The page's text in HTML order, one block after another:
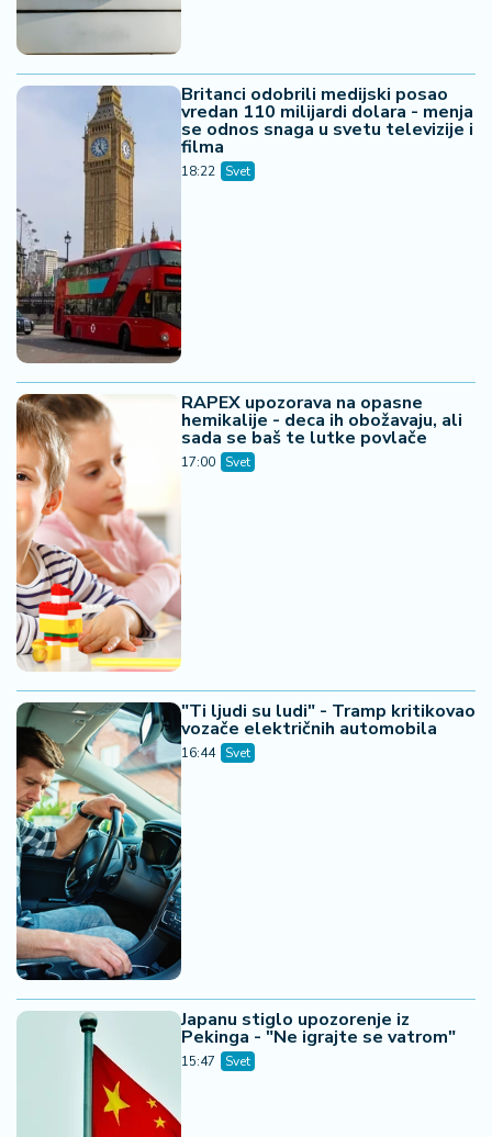
Britanci odobrili medijski posao
vredan 110 milijardi dolara - menja
se odnos snaga u svetu televizije i
filma
18:22 Svet
RAPEX upozorava na opasne
hemikalije - deca ih obožavaju, ali
sada se baš te lutke povlače
17:00 Svet
"Ti ljudi su ludi" - Tramp kritikovao
vozače električnih automobila
16:44 Svet
Japanu stiglo upozorenje iz
Pekinga - "Ne igrajte se vatrom"
15:47 Svet